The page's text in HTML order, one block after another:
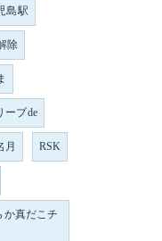
島駅
除
ーブde
月 RSK
か真だこチ